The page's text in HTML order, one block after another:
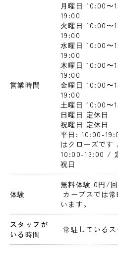
営業時間
月曜日 10:00〜
19:00
火曜日 10:00〜
19:00
水曜日 10:00〜
19:00
木曜日 10:00〜
19:00
金曜日 10:00〜
19:00
土曜日 10:00〜
日曜日 定休日
祝曜日 定休日
平日: 10:00-
はクローズで
10:00-13:00 /
祝日
体験
無料体験 0円 /回
います。
スタッフが
いる時間
常駐している